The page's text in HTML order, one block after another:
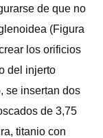
de que no
(Figura
los orificios
del injerto
se insertan dos
de 3,75
titanio con